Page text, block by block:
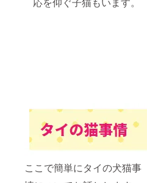
ここで簡単にタイの犬猫事